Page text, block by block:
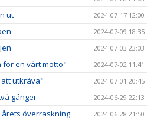
ut 2024-07-17 12:00
2024-07-09 18:35
2024-07-03 23:03
för en vårt motto" 2024-07-02 11:41
att utkräva" 2024-07-01 20:45
gånger 2024-06-29 22:13
överraskning 2024-06-28 21:50